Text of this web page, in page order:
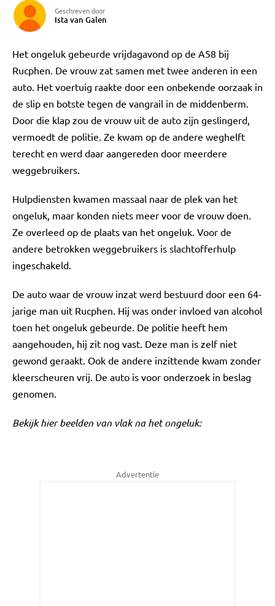
Geschreven door
Ista van Galen
Het ongeluk gebeurde vrijdagavond op de A58 bij
Rucphen. De vrouw zat samen met twee anderen in een
auto. Het voertuig raakte door een onbekende oorzaak in
de slip en botste tegen de vangrail in de middenberm.
Door die klap zou de vrouw uit de auto zijn geslingerd,
vermoedt de politie. Ze kwam op de andere weghelft
terecht en werd daar aangereden door meerdere
weggebruikers.
Hulpdiensten kwamen massaal naar de plek van het
ongeluk, maar konden niets meer voor de vrouw doen.
Ze overleed op de plaats van het ongeluk. Voor de
andere betrokken weggebruikers is slachtofferhulp
ingeschakeld.
De auto waar de vrouw inzat werd bestuurd door een 64-
jarige man uit Rucphen. Hij was onder invloed van alcohol
toen het ongeluk gebeurde. De politie heeft hem
aangehouden, hij zit nog vast. Deze man is zelf niet
gewond geraakt. Ook de andere inzittende kwam zonder
kleerscheuren vrij. De auto is voor onderzoek in beslag
genomen.
Bekijk hier beelden van vlak na het ongeluk:
Advertentie